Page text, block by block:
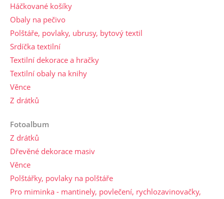
Háčkované košíky
Obaly na pečivo
Polštáře, povlaky, ubrusy, bytový textil
Srdíčka textilní
Textilní dekorace a hračky
Textilní obaly na knihy
Věnce
Z drátků
Fotoalbum
Z drátků
Dřevěné dekorace masiv
Věnce
Polštářky, povlaky na polštáře
Pro miminka - mantinely, povlečení, rychlozavinovačky,